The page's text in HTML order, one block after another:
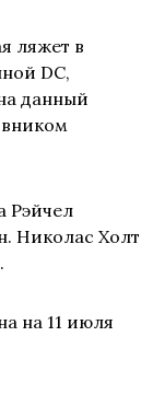
ляжет в
DC,
данный
Рэйчел
Николас Холт
на 11 июля